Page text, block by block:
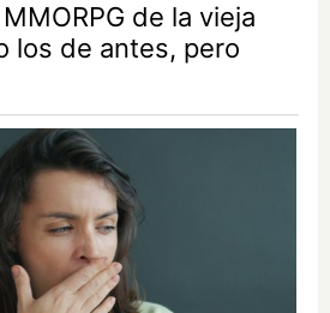
de la vieja
los de antes, pero